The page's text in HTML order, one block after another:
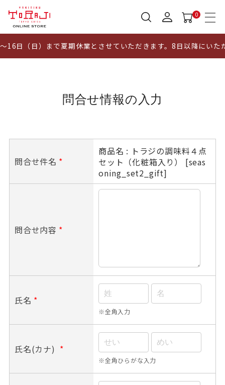
0
日（日）まで夏期休業とさせていただきます。8日以降にい
問合せ情報の入力
問合せ件名 *
商品名 : トラジの調味料４点
セット（化粧箱入り） [seas
oning_set2_gift]
問合せ内容 *
氏名 *
※全角入力
氏名(カナ) *
※全角ひらがな入力